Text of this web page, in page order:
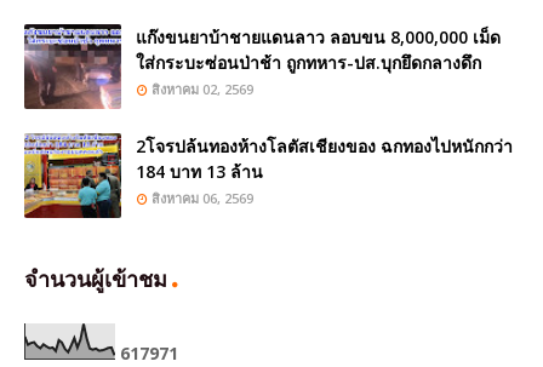
แก๊งขนยาบ้าชายแดนลาว ลอบขน 8,000,000 เม็ด
ใส่กระบะซ่อนป่าช้า ถูกทหาร-ปส.บุกยึดกลางดึก
สิงหาคม 02, 2569
2โจรปล้นทองห้างโลตัสเชียงของ ฉกทองไปหนักกว่า
184 บาท 13 ล้าน
สิงหาคม 06, 2569
จำนวนผู้เข้าชม
617971